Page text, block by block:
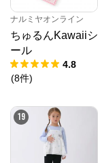
ナルミヤオンライン
ちゅるんKawaiiシ
ール
4.8
(8件)
19